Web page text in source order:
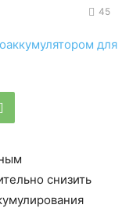
45
снизить